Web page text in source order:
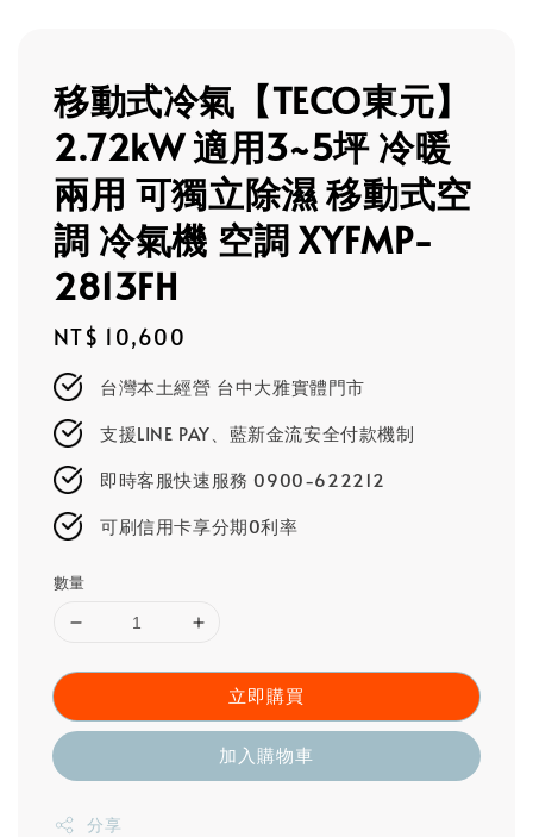
移動式冷氣【TECO東元】
2.72kW 適用3~5坪 冷暖
兩用 可獨立除濕 移動式空
調 冷氣機 空調 XYFMP-
2813FH
Regular
price
NT$ 10,600
台灣本土經營 台中大雅實體門市
支援LINE PAY、藍新金流安全付款機制
即時客服快速服務 0900-622212
可刷信用卡享分期0利率
數量
立即購買
加入購物車
分享